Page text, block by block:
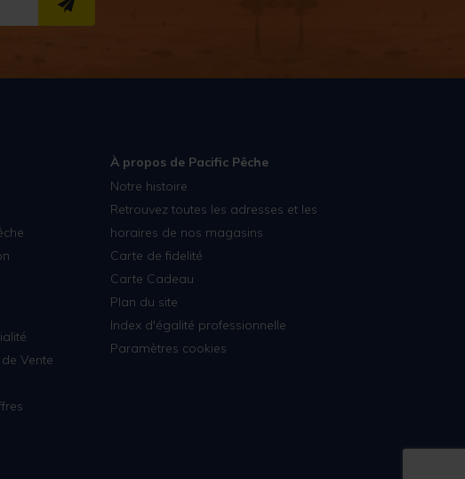
S''INSCRIRE
Vente
À propos de Pacific Pêche
Notre histoire
Retrouvez toutes les adresses et les
horaires de nos magasins
Carte de fidelité
Carte Cadeau
Plan du site
Index d'égalité professionnelle
Paramètres cookies